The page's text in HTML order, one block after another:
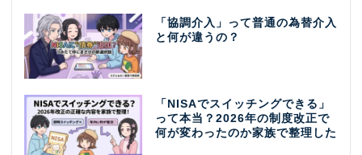
「協調介入」って普通の為替介入
と何が違うの？
「NISAでスイッチングできる」
って本当？2026年の制度改正で
何が変わったのか家族で整理した